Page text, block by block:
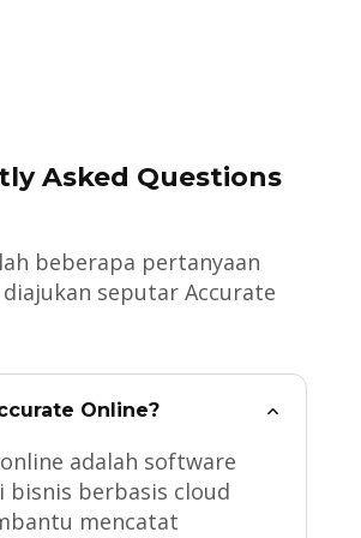
Asked Questions
beberapa pertanyaan
seputar Accurate
Online?
adalah software
bisnis berbasis cloud
mencatat